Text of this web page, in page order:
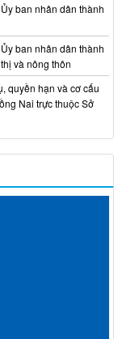
ban nhân dân thành
ban nhân dân thành
và nông thôn
quyền hạn và cơ cấu
Nai trực thuộc Sở